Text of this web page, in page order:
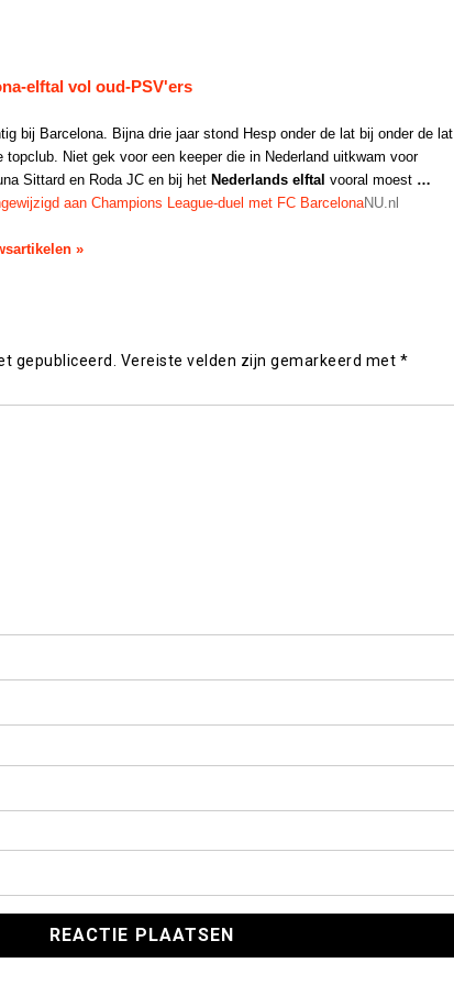
elftalvol oud-PSV'ers
bij Barcelona. Bijna drie jaar stond Hesp onder de lat bij onder de lat
topclub. Niet gek voor een keeper die in Nederland uitkwam voor
Sittard en Roda JC en bij het Nederlands elftal vooral moest …
aan Champions League-duel met FC BarcelonaNU.nl
»
gepubliceerd. Vereiste velden zijn gemarkeerd met *